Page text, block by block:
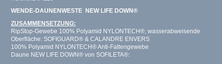
WENDE-DAUNENWESTE NEW LIFE DOWN®
ZUSAMMENSETZUNG:
RipStop-Gewebe 100% Polyamid NYLONTECH®, wasserabweisende
Oberfläche: SOFIGUARD® & CALANDRE ENVERS
100% Polyamid NYLONTECH® Anti-Faltengewebe
Daune NEW LIFE DOWN® von SOFILETA®: